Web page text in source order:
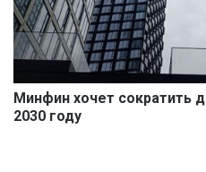
Минфин хочет сократить
2030 году